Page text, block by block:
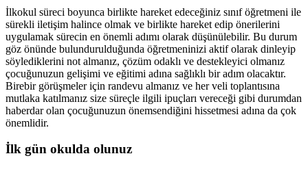
İlkokul süreci boyunca birlikte hareket edeceğiniz sınıf öğretmeni ile
sürekli iletişim halince olmak ve birlikte hareket edip önerilerini
uygulamak sürecin en önemli adımı olarak düşünülebilir. Bu durum
göz önünde bulundurulduğunda öğretmeninizi aktif olarak dinleyip
söylediklerini not almanız, çözüm odaklı ve destekleyici olmanız
çocuğunuzun gelişimi ve eğitimi adına sağlıklı bir adım olacaktır.
Birebir görüşmeler için randevu almanız ve her veli toplantısına
mutlaka katılmanız size süreçle ilgili ipuçları vereceği gibi durumdan
haberdar olan çocuğunuzun önemsendiğini hissetmesi adına da çok
önemlidir.
İlk gün okulda olunuz